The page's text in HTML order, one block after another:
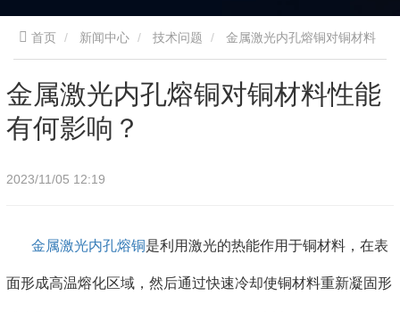
首页 新闻中心 技术问题
性能有何影响？
金属激光内孔熔铜对铜材料性能
有何影响？
2023/11/05 12:19
金属激光内孔熔铜是利用激光的热能作用于铜材料，在表
面形成高温熔化区域，然后通过快速冷却使铜材料重新凝固形